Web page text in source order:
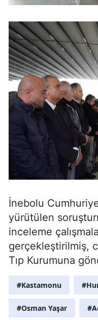
İnebolu
yürütülen
inceleme
gerçekleştirilmiş,
Tıp Kurumuna
#Kastamonu
#Osman Yaşar